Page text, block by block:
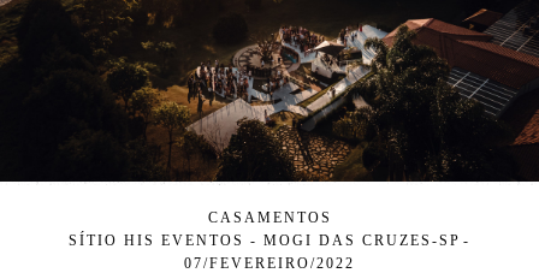
CASAMENTOS
SÍTIO HIS EVENTOS - MOGI DAS CRUZES-SP
07/FEVEREIRO/2022